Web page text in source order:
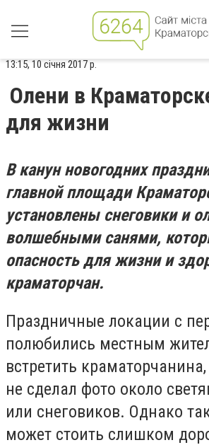
13:15, 10 січня 2017 р.
Олени в
для жизни
В канун новогодних
главной площади
установлены снеговики и
волшебными санями,
опасность для жизни и
краматорчан.
Праздничные локации с
полюбились местным
встретить
не сделал фото около
или снеговиков. Однако
может стоить слишком